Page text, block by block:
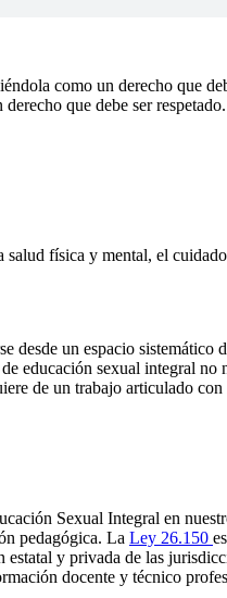
como un derecho que
que debe ser respetado.
física y mental, el
desde un espacio
educación sexual integral
de un trabajo articulado
Se­xual In­te­gral en
pedagógica. La Ley 26.150
y pri­va­da de las
docente y técnico